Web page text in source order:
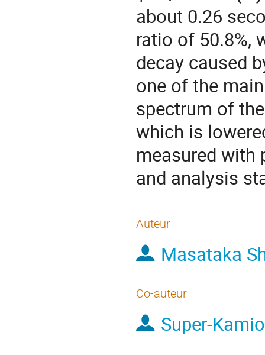
about 0.26
ratio of 50.8%,
decay caused
one of the
spectrum of
which is
measured with
and analysis
Auteur
Masataka
Co-auteur
Super-